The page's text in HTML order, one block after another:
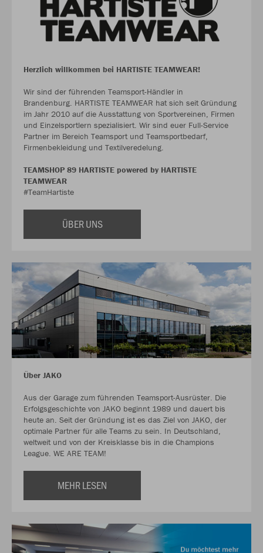
Herzlich willkommen bei HARTISTE TEAMWEAR!
Wir sind der führenden Teamsport-Händler in
Brandenburg. HARTISTE TEAMWEAR hat sich seit Gründung
im Jahr 2010 auf die Ausstattung von Sportvereinen, Firmen
und Einzelsportlern spezialisiert. Wir sind euer Full-Service
Partner im Bereich Teamsport und Teamsportbedarf,
Firmenbekleidung und Textilveredelung.
TEAMSHOP 89 HARTISTE powered by HARTISTE
TEAMWEAR
#TeamHartiste
ÜBER UNS
Über JAKO
Aus der Garage zum führenden Teamsport-Ausrüster. Die
Erfolgsgeschichte von JAKO beginnt 1989 und dauert bis
heute an. Seit der Gründung ist es das Ziel von JAKO, der
optimale Partner für alle Teams zu sein. In Deutschland,
weltweit und von der Kreisklasse bis in die Champions
League. WE ARE TEAM!
MEHR LESEN